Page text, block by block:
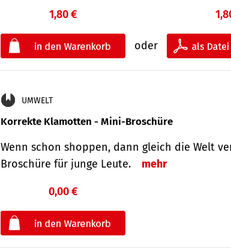
1,80 €
oder
UMWELT
Korrekte Klamotten - Mini-Broschüre
Wenn schon shoppen, dann gleich die Welt
Broschüre für junge Leute.
mehr
0,00 €